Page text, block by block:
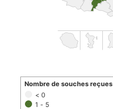
< 0
1 - 5
Nombre de souches reçues